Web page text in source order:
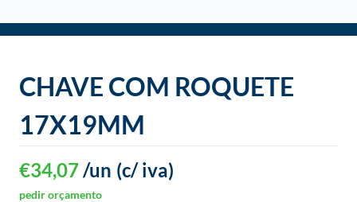
CHAVE COM ROQUETE
17X19MM
€34,07 (c/ iva)
/un
pedir orçamento